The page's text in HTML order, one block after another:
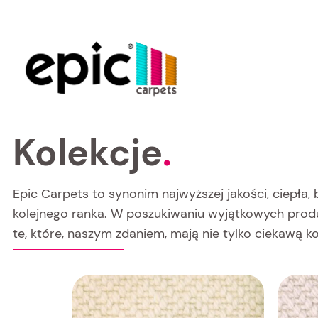
Kolekcje.
Epic Carpets to synonim najwyższej jakości,
kolejnego ranka. W poszukiwaniu wyjątkowych
te, które, naszym zdaniem, mają nie tylko ciekawą